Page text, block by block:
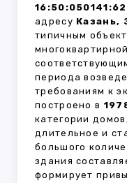
адресу Казань,
типичным
периода
требованиям к
построено в
категории
длительное и
большого
здания
формирует